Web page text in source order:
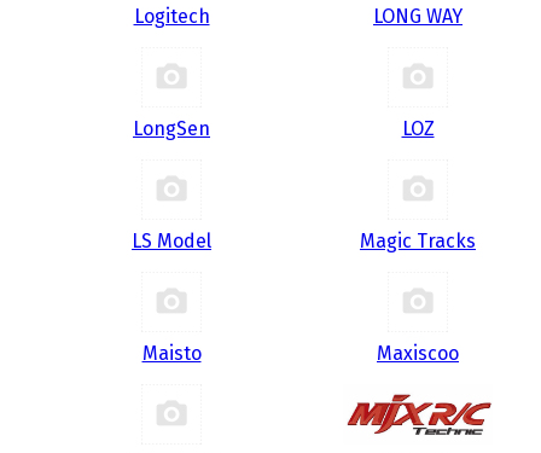
Logitech LONG WAY
LongSen LOZ
LS Model Magic Tracks
Maisto Maxiscoo